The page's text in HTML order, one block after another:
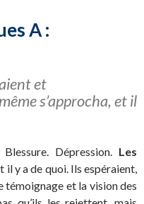
A :
et
s’approcha, et il
Dépression. Les
il y a de quoi. Ils espéraient,
témoignage et la vision des